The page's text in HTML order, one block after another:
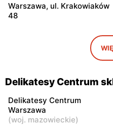
Warszawa, ul. Krakowiaków
48
Delikatesy Centrum
Warszawa, ul. Kłobucka 8b
Delikatesy Centrum
Delikatesy Centrum
Delikatesy Centrum
Warszawa
(woj. mazowieckie)